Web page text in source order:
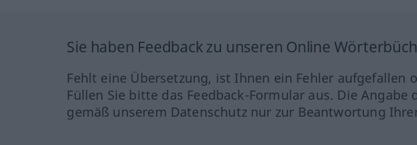
Sie haben Feedback zu unseren Online
Fehlt eine Übersetzung, ist Ihnen ein Fehler aufgefallen
Füllen Sie bitte das Feedback-Formular aus. Die
gemäß unserem Datenschutz nur zur Beantwortung